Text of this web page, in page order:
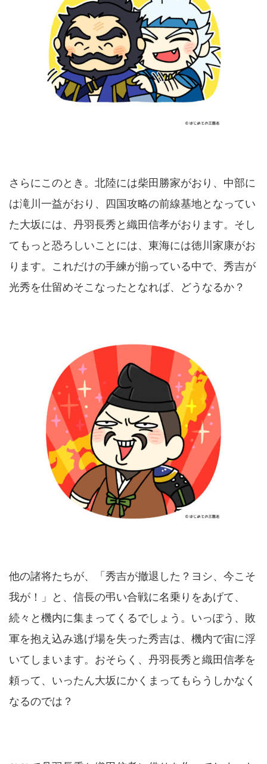
さらにこのとき。北陸には柴田勝家がおり、中部に
は滝川一益がおり、四国攻略の前線基地となってい
た大坂には、丹羽長秀と織田信孝がおります。そし
てもっと恐ろしいことには、東海には徳川家康がお
ります。これだけの手練が揃っている中で、秀吉が
光秀を仕留めそこなったとなれば、どうなるか？
他の諸将たちが、「秀吉が撤退した？ヨシ、今こそ
我が！」と、信長の弔い合戦に名乗りをあげて、
続々と機内に集まってくるでしょう。いっぽう、敗
軍を抱え込み逃げ場を失った秀吉は、機内で宙に浮
いてしまいます。おそらく、丹羽長秀と織田信孝を
頼って、いったん大坂にかくまってもらうしかなく
なるのでは？